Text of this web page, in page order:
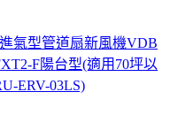
氣型管道扇新風機VDB
F陽台型(適用70坪以
ERV-03LS)